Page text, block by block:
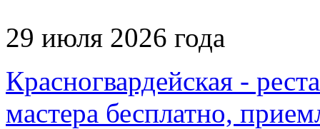
29 июля 2026 года
Красногвардейская -
мастера бесплатно,